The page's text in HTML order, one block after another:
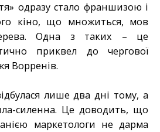
одразу стало франшизою і
кіно, що множиться, мов
Одна з таких – це
приквел до чергової
Ворренів.
лише два дні тому, а
силенна. Це доводить, що
маркетологи не дарма